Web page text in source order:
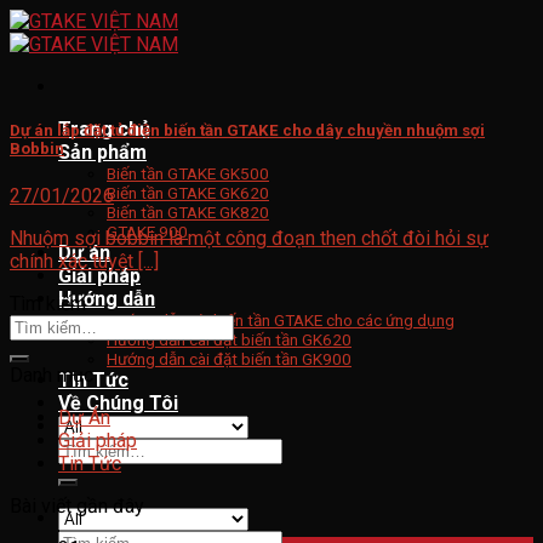
Skip
to
Trang chủ
Sản phẩm
Biến tần GTAKE GK500
Biến tần GTAKE GK620
Biến tần GTAKE GK820
GTAKE 900
Dự án
Giải pháp
Hướng dẫn
Hướng dẫn cài biến tần GTAKE cho các ứng dụng
Hướng dẫn cài đặt biến tần GK620
Hướng dẫn cài đặt biến tần GK900
Tin Tức
Về Chúng Tôi
Tìm
kiếm:
Dự án lắp đặt tủ điện biến tần GTAKE cho dây chuyền nhuộm sợi
Bobbin
27/01/2026
Nhuộm sợi bobbin là một công đoạn then chốt đòi hỏi sự
chính xác tuyệt [...]
Tìm kiếm
Danh mục
Dự Án
Giải pháp
Tin Tức
Bài viết gần đây